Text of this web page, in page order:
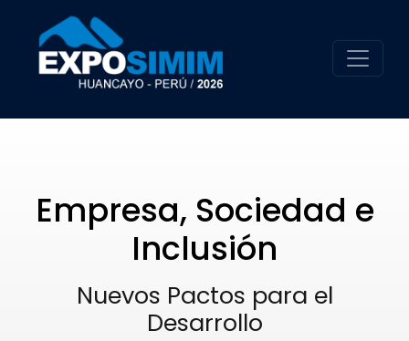
Empresa, Sociedad e
Inclusión
Nuevos Pactos para el
Desarrollo